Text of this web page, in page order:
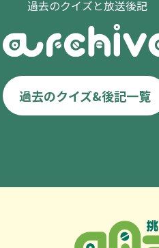
過去のクイズと放送後記
過去のクイズ&後記一覧